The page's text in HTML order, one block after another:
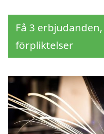
Få 3
förpliktelser